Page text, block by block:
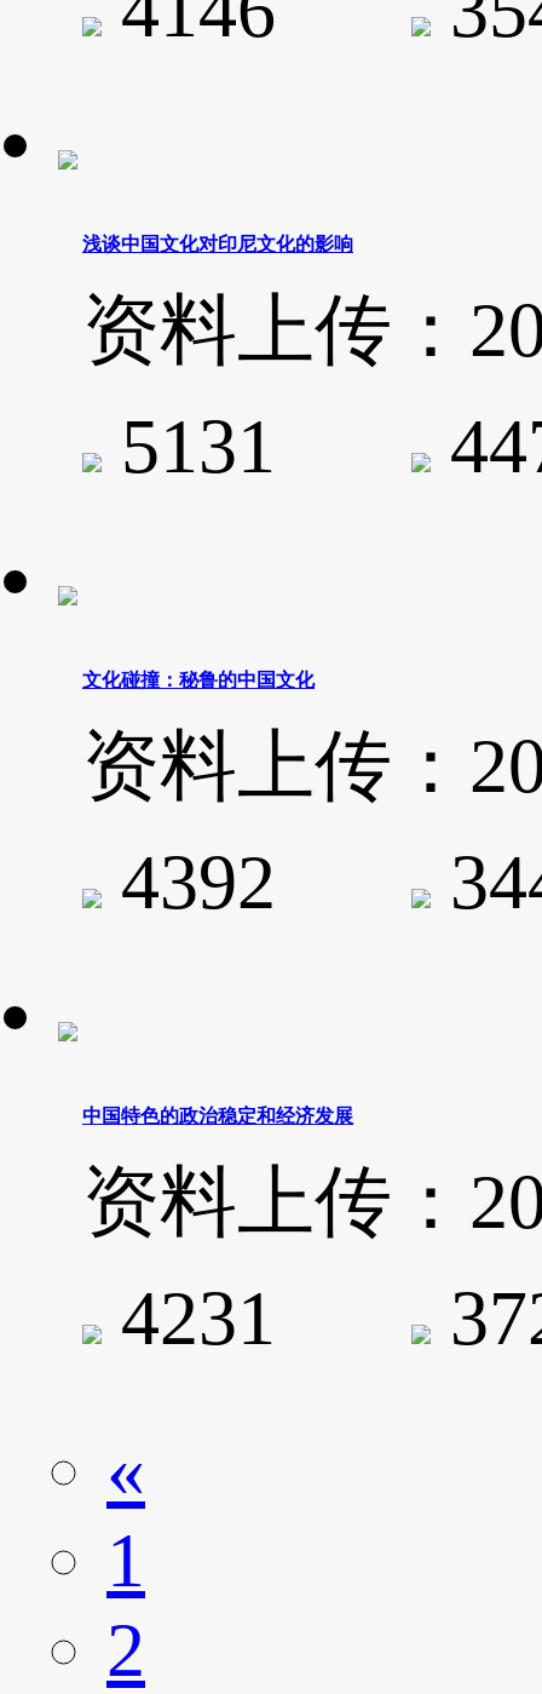
浅谈中国文化对印尼文化的影响
资料上传：
5131
文化碰撞：秘鲁的中国文化
资料上传：
4392
中国特色的政治稳定和经济发展
资料上传：
4231
«
1
2